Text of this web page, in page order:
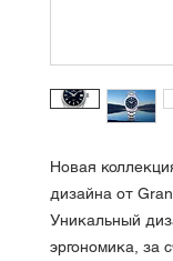
Новая
дизайна от
Уникальный
эргономика, за